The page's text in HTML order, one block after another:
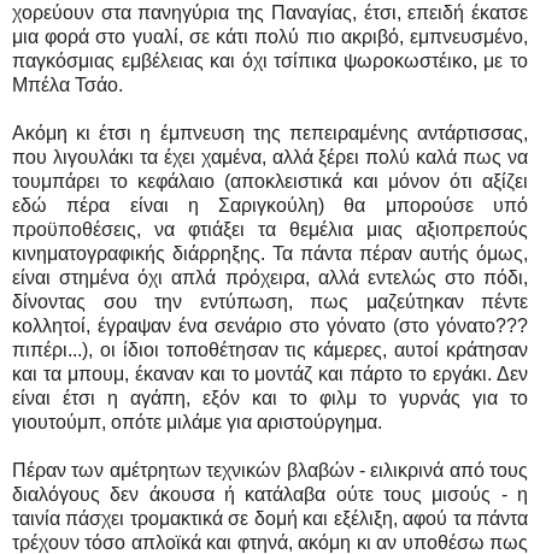
χορεύουν στα πανηγύρια της Παναγίας, έτσι, επειδή έκατσε
μια φορά στο γυαλί, σε κάτι πολύ πιο ακριβό, εμπνευσμένο,
παγκόσμιας εμβέλειας και όχι τσίπικα ψωροκωστέικο, με το
Μπέλα Τσάο.
Ακόμη κι έτσι η έμπνευση της πεπειραμένης αντάρτισσας,
που λιγουλάκι τα έχει χαμένα, αλλά ξέρει πολύ καλά πως να
τουμπάρει το κεφάλαιο (αποκλειστικά και μόνον ότι αξίζει
εδώ πέρα είναι η Σαριγκούλη) θα μπορούσε υπό
προϋποθέσεις, να φτιάξει τα θεμέλια μιας αξιοπρεπούς
κινηματογραφικής διάρρηξης. Τα πάντα πέραν αυτής όμως,
είναι στημένα όχι απλά πρόχειρα, αλλά εντελώς στο πόδι,
δίνοντας σου την εντύπωση, πως μαζεύτηκαν πέντε
κολλητοί, έγραψαν ένα σενάριο στο γόνατο (στο γόνατο???
πιπέρι...), οι ίδιοι τοποθέτησαν τις κάμερες, αυτοί κράτησαν
και τα μπουμ, έκαναν και το μοντάζ και πάρτο το εργάκι. Δεν
είναι έτσι η αγάπη, εξόν και το φιλμ το γυρνάς για το
γιουτούμπ, οπότε μιλάμε για αριστούργημα.
Πέραν των αμέτρητων τεχνικών βλαβών - ειλικρινά από τους
διαλόγους δεν άκουσα ή κατάλαβα ούτε τους μισούς - η
ταινία πάσχει τρομακτικά σε δομή και εξέλιξη, αφού τα πάντα
τρέχουν τόσο απλοϊκά και φτηνά, ακόμη κι αν υποθέσω πως